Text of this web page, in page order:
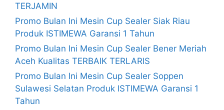
TERJAMIN
Promo Bulan Ini Mesin Cup Sealer Siak Riau
Produk ISTIMEWA Garansi 1 Tahun
Promo Bulan Ini Mesin Cup Sealer Bener Meriah
Aceh Kualitas TERBAIK TERLARIS
Promo Bulan Ini Mesin Cup Sealer Soppen
Sulawesi Selatan Produk ISTIMEWA Garansi 1
Tahun